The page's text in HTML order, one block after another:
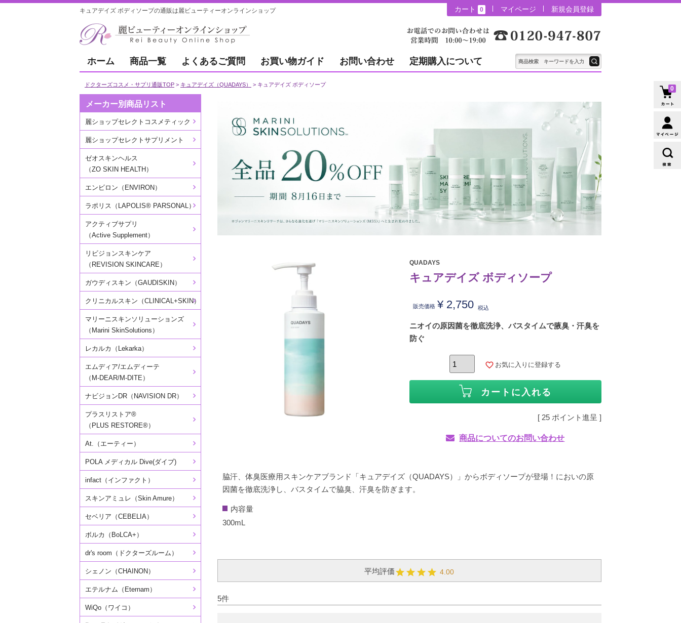
キュアデイズ ボディソープの通販は麗ビューティーオンラインショップ カート 0 マイページ 新規会員登録
ホーム 商品一覧 よくあるご質問 お買い物ガイド お問い合わせ 定期購入について
ドクターズコスメ・サプリ通販TOP キュアデイズ（QUADAYS） キュアデイズ ボディソープ
QUADAYS
キュアデイズ ボディソープ
販売価格 ¥ 2,750 税込
ニオイの原因菌を徹底洗浄、バスタイムで腋臭・汗臭を
防ぐ
お気に入りに登録する
カートに入れる
[ 25 ポイント進呈 ]
商品についてのお問い合わせ
脇汗、体臭医療用スキンケアブランド「キュアデイズ（QUADAYS）」からボディソープが登場！においの原
因菌を徹底洗浄し、バスタイムで脇臭、汗臭を防ぎます。
内容量
300mL
4.00
5
0
メーカー別商品リスト
麗ショップセレクトコスメティック
麗ショップセレクトサプリメント
ゼオスキンヘルス
（ZO SKIN HEALTH）
エンビロン（ENVIRON）
ラポリス（LAPOLIS® PARSONAL）
アクティブサプリ
（Active Supplement）
リビジョンスキンケア
（REVISION SKINCARE）
ガウディスキン（GAUDISKIN）
クリニカルスキン（CLINICAL+SKIN）
マリーニスキンソリューションズ
（Marini SkinSolutions）
レカルカ（Lekarka）
エムディア/エムディーテ
（M-DEAR/M-DITE）
ナビジョンDR（NAVISION DR）
プラスリストア®
（PLUS RESTORE®）
At.（エーティー）
POLA メディカル Dive(ダイブ)
infact（インファクト）
スキンアミュレ（Skin Amure）
セベリア（CEBELIA）
ボルカ（BoLCA+）
dr's room（ドクターズルーム）
シェノン（CHAINON）
エテルナム（Eternam）
WiQo（ワイコ）